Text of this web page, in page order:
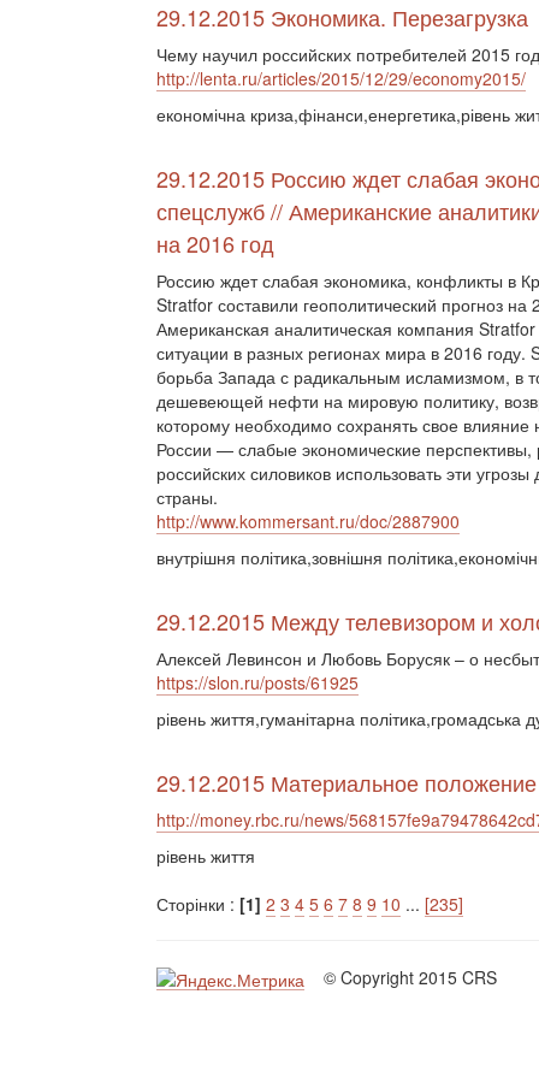
29.12.2015 Экономика. Перезагрузка
Чему научил российских потребителей 2015 год
http://lenta.ru/articles/2015/12/29/economy2015/
економічна криза,фінанси,енергетика,рівень
29.12.2015 Россию ждет слабая
спецслужб // Американские
на 2016 год
Россию ждет слабая экономика, конфликты в
Stratfor составили геополитический прогноз
Американская аналитическая компания
ситуации в разных регионах мира в 2016
борьба Запада с радикальным исламизмом, в
дешевеющей нефти на мировую политику,
которому необходимо сохранять свое
России — слабые экономические
российских силовиков использовать эти
страны.
http://www.kommersant.ru/doc/2887900
внутрішня політика,зовнішня
29.12.2015 Между телевизором и
Алексей Левинсон и Любовь Борусяк – о
https://slon.ru/posts/61925
рівень життя,гуманітарна політика,громадська
29.12.2015 Материальное
http://money.rbc.ru/news/
рівень життя
Сторінки : [1] 2 3 4 5 6 7 8 9 10 ... [235]
© Copyright 2015 CRS